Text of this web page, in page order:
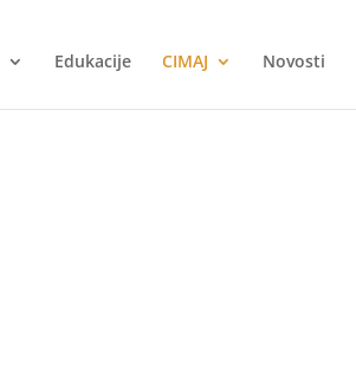
Edukacije CIMAJ Novosti